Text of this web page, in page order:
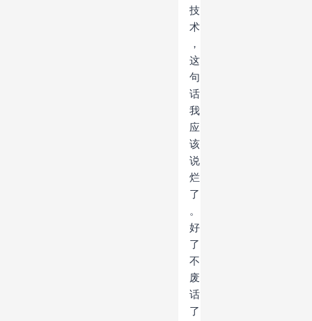
技
术
，
这
句
话
我
应
该
说
烂
了
。
好
了
不
废
话
了